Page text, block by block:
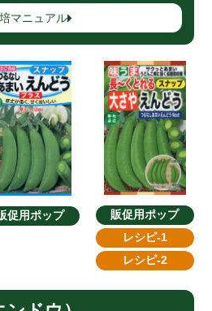
マニュアル
促用ポップ
販促用ポップ
レシピ-1
レシピ-2